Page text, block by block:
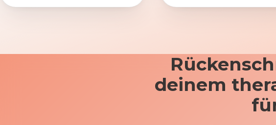
deinem